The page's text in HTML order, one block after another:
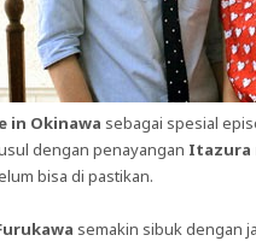
in Okinawa sebagai spesial
dengan penayangan Itazura
bisa di pastikan.
semakin sibuk dengan